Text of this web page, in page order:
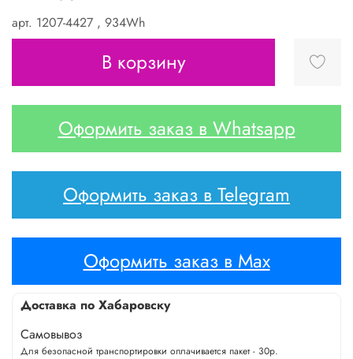
арт. 1207-4427 , 934Wh
В корзину
Оформить заказ в Whatsapp
Оформить заказ в Telegram
Оформить заказ в Max
Доставка по Хабаровску
Самовывоз
Для безопасной транспортировки оплачивается пакет - 30р.